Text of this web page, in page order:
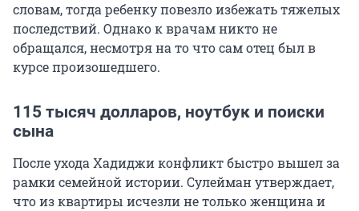
словам, тогда ребенку повезло избежать тяжелых
последствий. Однако к врачам никто не
обращался, несмотря на то что сам отец был в
курсе произошедшего.
115 тысяч долларов, ноутбук и поиски
сына
После ухода Хадиджи конфликт быстро вышел за
рамки семейной истории. Сулейман утверждает,
что из квартиры исчезли не только женщина и